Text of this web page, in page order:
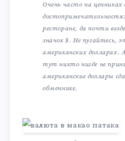
Очень часто на
ресторане, да почти
значок $. Не пугайтесь,
американских долларах.
тут никто нигде не
американские доллары
обменнике.